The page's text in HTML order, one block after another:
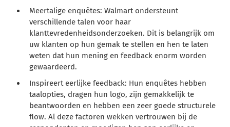
Meertalige enquêtes: Walmart ondersteunt
verschillende talen voor haar
klanttevredenheidsonderzoeken. Dit is belangrijk om
uw klanten op hun gemak te stellen en hen te laten
weten dat hun mening en feedback enorm worden
gewaardeerd.
Inspireert eerlijke feedback: Hun enquêtes hebben
taalopties, dragen hun logo, zijn gemakkelijk te
beantwoorden en hebben een zeer goede structurele
flow. Al deze factoren wekken vertrouwen bij de